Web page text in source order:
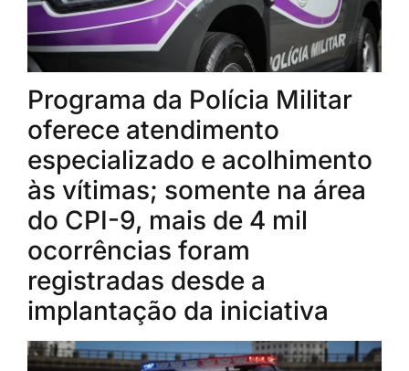
Programa da Polícia Militar
oferece atendimento
especializado e acolhimento
às vítimas; somente na área
do CPI-9, mais de 4 mil
ocorrências foram
registradas desde a
implantação da iniciativa